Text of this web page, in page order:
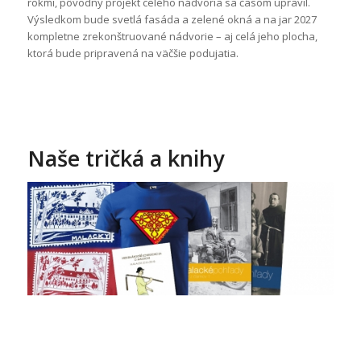
Výsledkom bude svetlá fasáda a zelené okná a na jar 2027
kompletne zrekonštruované nádvorie – aj celá jeho plocha,
ktorá bude pripravená na väčšie podujatia.
Naše tričká a knihy